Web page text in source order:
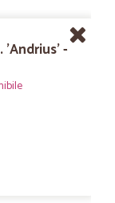
'Andrius' -